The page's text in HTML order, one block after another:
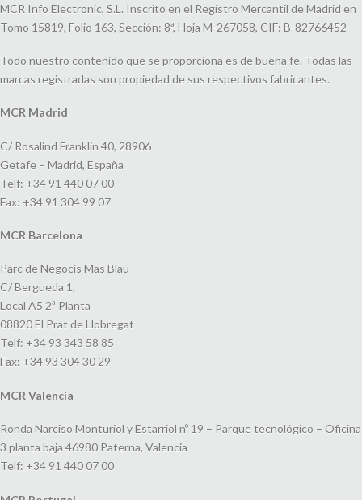
MCR Info Electronic, S.L. Inscrito en el Registro Mercantil de Madrid en
Tomo 15819, Folio 163, Sección: 8ª, Hoja M-267058, CIF: B-82766452
Todo nuestro contenido que se proporciona es de buena fe. Todas las
marcas registradas son propiedad de sus respectivos fabricantes.
MCR Madrid
C/ Rosalind Franklin 40, 28906
Getafe – Madrid, España
Telf: +34 91 440 07 00
Fax: +34 91 304 99 07
MCR Barcelona
Parc de Negocis Mas Blau
C/ Bergueda 1,
Local A5 2ª Planta
08820 El Prat de Llobregat
Telf: +34 93 343 58 85
Fax: +34 93 304 30 29
MCR Valencia
Ronda Narciso Monturiol y Estarriol nº 19 – Parque tecnológico – Oficina
3 planta baja 46980 Paterna, Valencia
Telf: +34 91 440 07 00